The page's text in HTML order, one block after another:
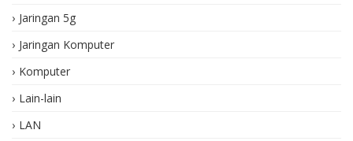
Jaringan 5g
Jaringan Komputer
Komputer
Lain-lain
LAN